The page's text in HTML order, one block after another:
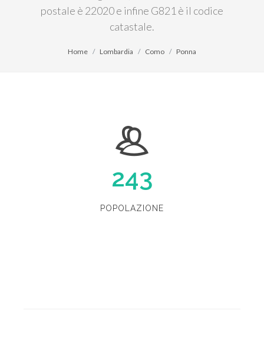
postale è 22020 e infine G821 è il codice
catastale.
Home Lombardia Como Ponna
243
POPOLAZIONE